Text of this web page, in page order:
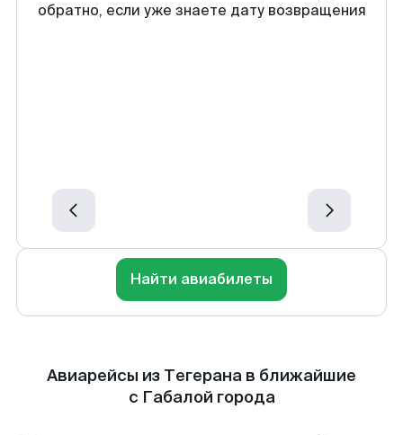
обратно, если уже знаете дату возвращения
Найти авиабилеты
Авиарейсы из Тегерана в ближайшие
с Габалой города